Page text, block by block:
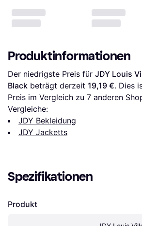
Produktinformationen
Der niedrigste Preis für JDY Louis
Black beträgt derzeit 19,19 €. Dies
Preis im Vergleich zu 7 anderen
Vergleiche:
JDY Bekleidung
JDY Jacketts
Spezifikationen
Produkt